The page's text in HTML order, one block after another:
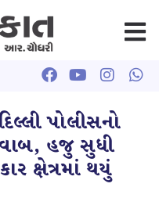
પોલીસનો
હજુ સુધી
ક્ષેત્રમાં થયું